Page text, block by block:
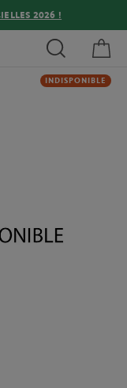
2026 !
INDISPONIBLE